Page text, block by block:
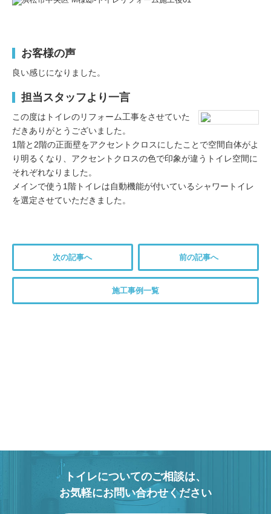
お客様の声
良い感じになりました。
担当スタッフより一言
この度はトイレのリフォーム工事をさせていた
だきありがとうございました。
1階と2階の正面壁をアクセントクロスにしたことで空間自体がよ
り明るくなり、アクセントクロスの色で印象が違うトイレ空間に
それぞれなりました。
メインで使う1階トイレは自動機能が付いているシャワートイレ
を選定させていただきました。
次の記事へ 前の記事へ
施工事例一覧
トイレについてのご相談は、
お気軽にお問い合わせください